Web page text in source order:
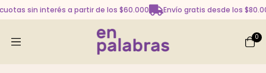
sin interés a partir de los $60.000 Envío gratis desde los
0